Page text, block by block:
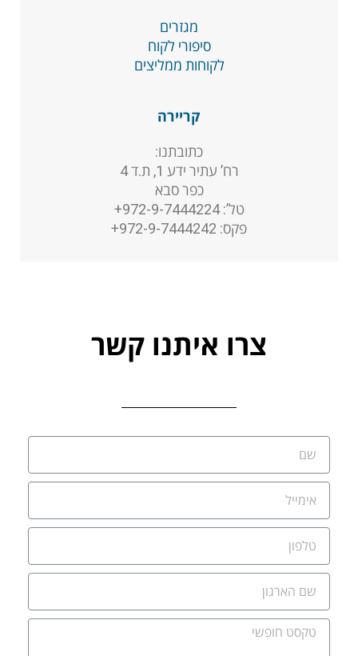
מגזרים
סיפורי לקוח
לקוחות ממליצים
קריירה
כתובתנו:
רח’ עתיר ידע 1, ת.ד 4
כפר סבא
טל’: 972-9-7444224+
פקס: 972-9-7444242+
צרו איתנו קשר